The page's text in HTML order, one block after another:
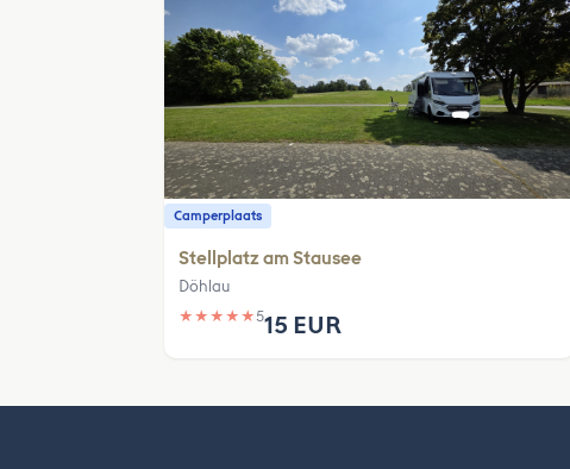
Camperplaats
Stellplatz am Stausee
Döhlau
★ ★ ★ ★ ★515 EUR